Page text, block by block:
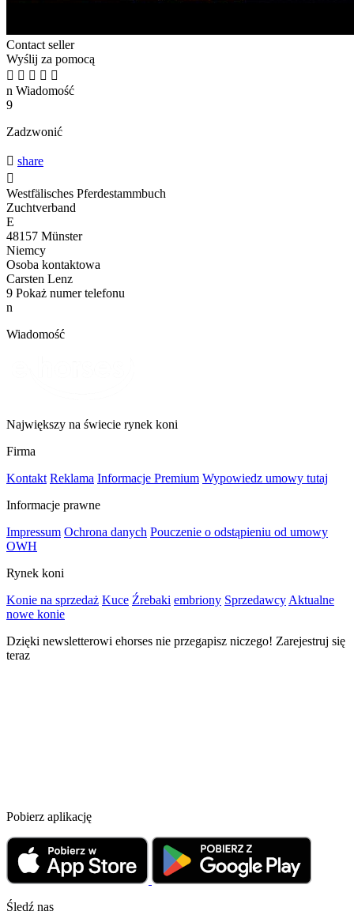
Contact seller
Wyślij za pomocą
    
n Wiadomość
9
Zadzwonić
 share

Westfälisches Pferdestammbuch
Zuchtverband
E
48157 Münster
Niemcy
Osoba kontaktowa
Carsten Lenz
9 Pokaż numer telefonu
n
Wiadomość
Największy na świecie rynek koni
Firma
Kontakt Reklama Informacje Premium Wypowiedz umowy tutaj
Informacje prawne
Impressum Ochrona danych Pouczenie o odstąpieniu od umowy
OWH
Rynek koni
Konie na sprzedaż Kuce Źrebaki embriony Sprzedawcy Aktualne
nowe konie
Dzięki newsletterowi ehorses nie przegapisz niczego! Zarejestruj się
teraz
Pobierz aplikację
Śledź nas